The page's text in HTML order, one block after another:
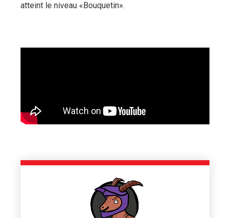
atteint le niveau «Bouquetin».